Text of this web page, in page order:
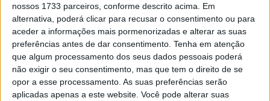
nossos 1733 parceiros, conforme descrito acima. Em
alternativa, poderá clicar para recusar o consentimento ou para
aceder a informações mais pormenorizadas e alterar as suas
preferências antes de dar consentimento. Tenha em atenção
que algum processamento dos seus dados pessoais poderá
não exigir o seu consentimento, mas que tem o direito de se
opor a esse processamento. As suas preferências serão
aplicadas apenas a este website. Você pode alterar suas
Artigo anterior Próximo artigo